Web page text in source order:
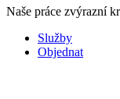
Naše práce zvýrazní
Služby
Objednat